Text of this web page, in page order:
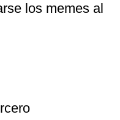
los memes al